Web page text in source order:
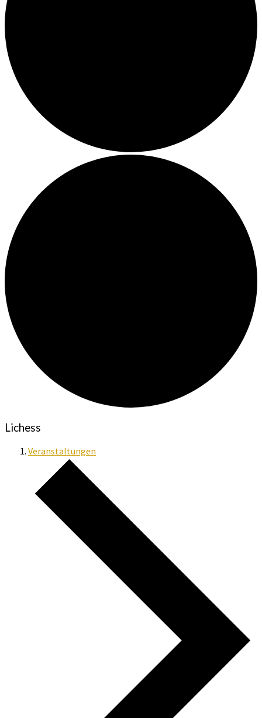
Lichess
Veranstaltungen